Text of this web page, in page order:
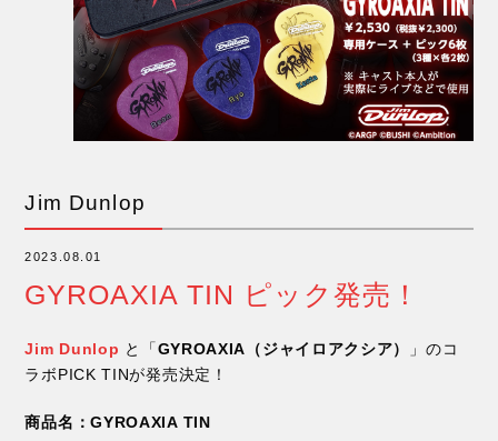
Jim Dunlop
2023.08.01
GYROAXIA TIN ピック発売！
Jim Dunlop と「GYROAXIA（ジャイロアクシア）
」のコ
ラボPICK TINが発売決定！
商品名：GYROAXIA TIN